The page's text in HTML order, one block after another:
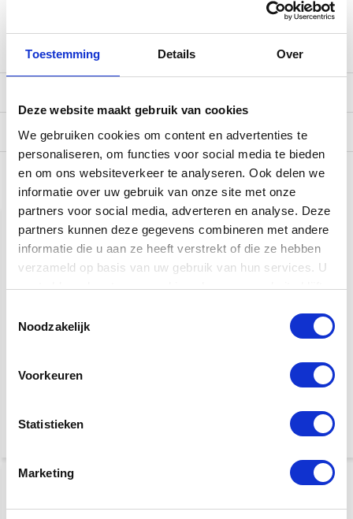
Toestemming Details Over
Deze website maakt gebruik van cookies
We gebruiken cookies om content en advertenties te
personaliseren, om functies voor social media te bieden
en om ons websiteverkeer te analyseren. Ook delen we
informatie over uw gebruik van onze site met onze
partners voor social media, adverteren en analyse. Deze
partners kunnen deze gegevens combineren met andere
informatie die u aan ze heeft verstrekt of die ze hebben
verzameld op basis van uw gebruik van hun services. U
gaat akkoord met onze cookies als u onze website blijft
Noodzakelijk
Voorkeuren
Statistieken
Marketing
Afgesteld naar eigen wens (neem hiervoor contact met
ons op)
Verzending
Gerelateerde producten